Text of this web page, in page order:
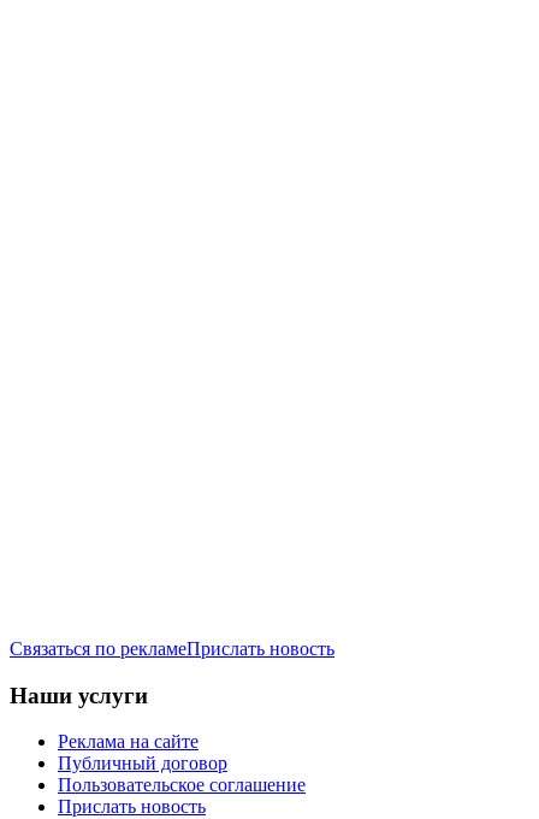
Связаться по рекламеПрислать новость
Наши услуги
Реклама на сайте
Публичный договор
Пользовательское соглашение
Прислать новость